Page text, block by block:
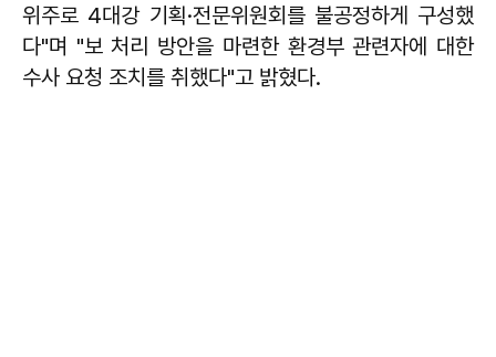
위주로 4대강 기획·전문위원회를 불공정하게 구성했
다"며 "보 처리 방안을 마련한 환경부 관련자에 대한
수사 요청 조치를 취했다"고 밝혔다.